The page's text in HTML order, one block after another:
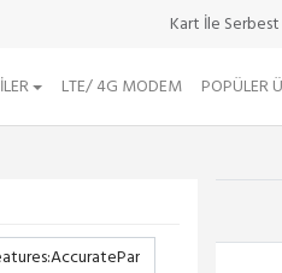
Kart İle
LTE/ 4G MODEM POPÜLER